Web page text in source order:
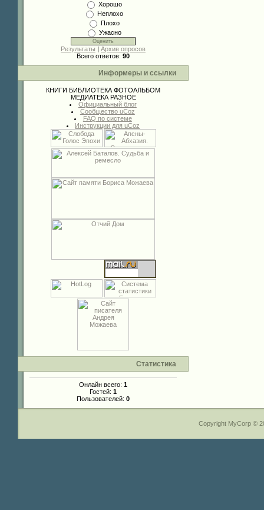
Хорошо
Неплохо
Плохо
Ужасно
Результаты | Архив опросов
Всего ответов: 90
Информеры и ссылки
КНИГИ БИБЛИОТЕКА ФОТОАЛЬБОМ
МЕДИАТЕКА РАЗНОЕ
Официальный блог
Сообщество uCoz
FAQ по системе
Инструкции для uCoz
Статистика
Онлайн всего: 1
Гостей: 1
Пользователей: 0
Copyright MyCorp ©